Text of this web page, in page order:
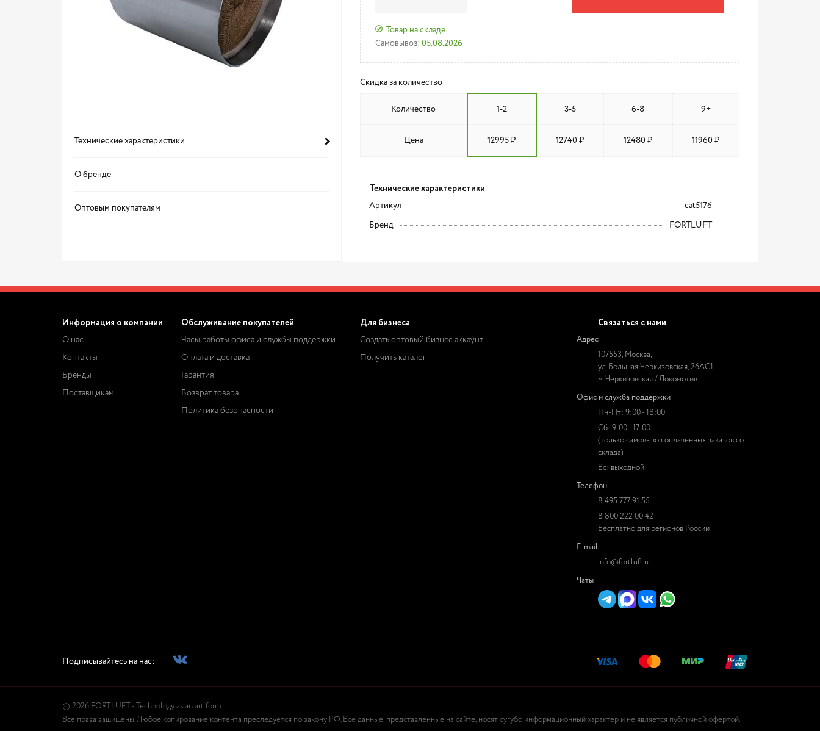
Технические характеристики
О бренде
Оптовым покупателям
Товар на складе
Самовывоз: 05.08.2026
Скидка за количество
Количество 1-2 3-5 6-8 9+
Цена 12995 ₽ 12740 ₽ 12480 ₽ 11960 ₽
Технические характеристики
Артикул cat5176
Бренд FORTLUFT
Информация о компании
О нас
Контакты
Бренды
Поставщикам
Обслуживание покупателей
Часы работы офиса и службы поддержки
Оплата и доставка
Гарантия
Возврат товара
Политика безопасности
Для бизнеса
Создать оптовый бизнес аккаунт
Получить каталог
Связаться с нами
Адрес
107553, Москва,
ул. Большая Черкизовская, 26АС1
м. Черкизовская / Локомотив
Офис и служба поддержки
Пн-Пт: 9:00 - 18:00
Сб: 9:00 - 17:00
(только самовывоз оплаченных заказов со
склада)
Вс: выходной
Телефон
8 495 777 91 55
8 800 222 00 42
Бесплатно для регионов России
E-mail
info@fortluft.ru
Чаты
Подписывайтесь на нас:
© 2026 FORTLUFT - Technology as an art form
Все права защищены. Любое копирование контента преследуется по закону РФ. Все данные, представленные на сайте, носят сугубо информационный характер и не является публичной офертой.